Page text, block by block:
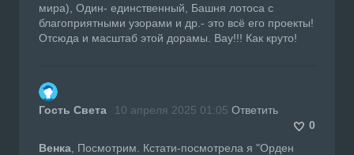
мира), Один- единственный, Башня лотоса с
благоприятными узорами и др.- это всё его проекты!
Отсюда и масштаб этой дорамы. Вау!!! Как круто!
Гость Света 10 апреля 2025 01:05 Ответить
0
Венка , Посмотрим. Кстати-посмотрела я "Орден